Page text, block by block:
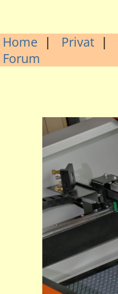
Home | Privat |
Forum